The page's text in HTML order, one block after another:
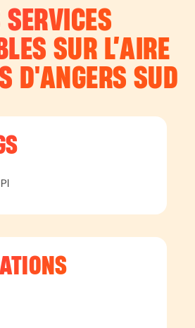
SERVICES
SUR L’AIRE
D'ANGERS SUD